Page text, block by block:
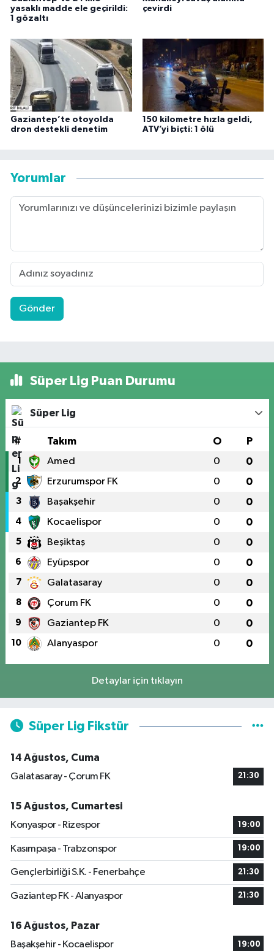
yasaklı madde ele geçirildi:
1 gözaltı
çevirdi
Gaziantep’te otoyolda
dron destekli denetim
150 kilometre hızla geldi,
ATV’yi biçti: 1 ölü
Yorumlar
Gönder
Süper Lig Puan Durumu
Süper Lig
# Takım O P
1 Amed 0 0
2 Erzurumspor FK 0 0
3 Başakşehir 0 0
4 Kocaelispor 0 0
5 Beşiktaş 0 0
6 Eyüpspor 0 0
7 Galatasaray 0 0
8 Çorum FK 0 0
9 Gaziantep FK 0 0
10 Alanyaspor 0 0
Detaylar için tıklayın
Süper Lig Fikstür
14 Ağustos, Cuma
Galatasaray - Çorum FK
21:30
15 Ağustos, Cumartesi
Konyaspor - Rizespor
19:00
Kasımpaşa - Trabzonspor 19:00
Gençlerbirliği S.K. - Fenerbahçe 21:30
Gaziantep FK - Alanyaspor 21:30
16 Ağustos, Pazar
Başakşehir - Kocaelispor
19:00